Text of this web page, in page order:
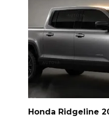
Honda Ridgeline